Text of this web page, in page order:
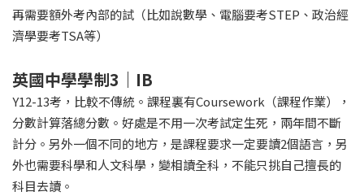
再需要額外考內部的試（比如說數學、電腦要考STEP、政治經
濟學要考TSA等）
英國中學學制3｜IB
Y12-13考，比較不傳統。課程裏有Coursework（課程作業），
分數計算落總分數。好處是不用一次考試定生死，兩年間不斷
計分。另外一個不同的地方，是課程要求一定要讀2個語言，另
外也需要科學和人文科學，變相讀全科，不能只挑自己擅長的
科目去讀。